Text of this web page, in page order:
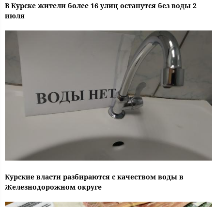
В Курске жители более 16 улиц останутся без воды 2
июля
Курские власти разбираются с качеством воды в
Железнодорожном округе